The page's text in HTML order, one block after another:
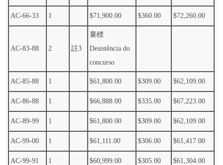
AC-66-33 1 $71,900.00 $360.00 $72,260.00
AC-83-88 2 註3
棄標
Desistência do
concurso
AC-85-88 1 $61,800.00 $309.00 $62,109.00
AC-86-88 1 $66,888.00 $335.00 $67,223.00
AC-89-99 1 $61,800.00 $309.00 $62,109.00
AC-99-00 1 $61,111.00 $306.00 $61,417.00
AC-99-91 1 $60,999.00 $305.00 $61,304.00